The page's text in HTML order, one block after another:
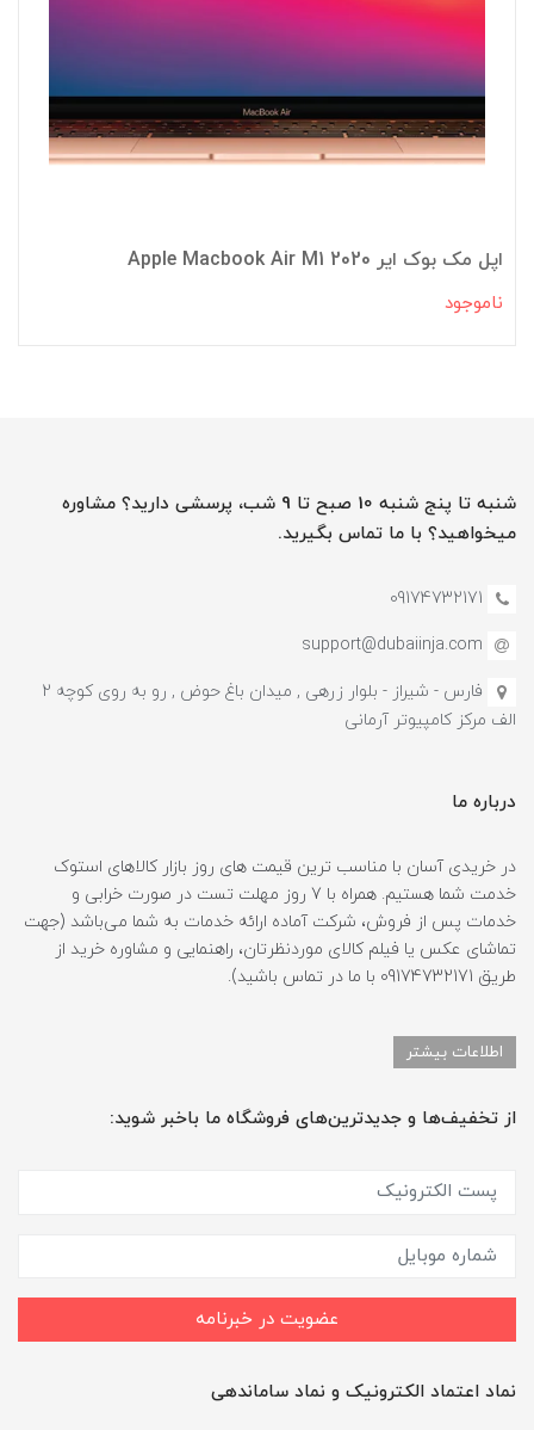
اپل مک بوک ایر 2020 Apple Macbook Air M1
ناموجود
شنبه تا پنج شنبه 10 صبح تا 9 شب، پرسشی دارید؟ مشاوره
میخواهید؟ با ما تماس بگیرید.
09174732171
support@dubaiinja.com
فارس - شیراز - بلوار زرهی , میدان باغ حوض , رو به روی کوچه 2
الف مرکز کامپیوتر آرمانی
درباره ما
در خریدی آسان با مناسب ترین قیمت های روز بازار کالاهای استوک
خدمت شما هستیم. همراه با 7 روز مهلت تست در صورت خرابی و
خدمات پس از فروش، شرکت آماده ارائه خدمات به شما می‌باشد (جهت
تماشای عکس یا فیلم کالای موردنظرتان، راهنمایی و مشاوره خرید از
طریق 09174732171 با ما در تماس باشید).
اطلاعات بیشتر
از تخفیف‌ها و جدیدترین‌های فروشگاه ما باخبر شوید:
عضویت در خبرنامه
نماد اعتماد الکترونیک و نماد ساماندهی